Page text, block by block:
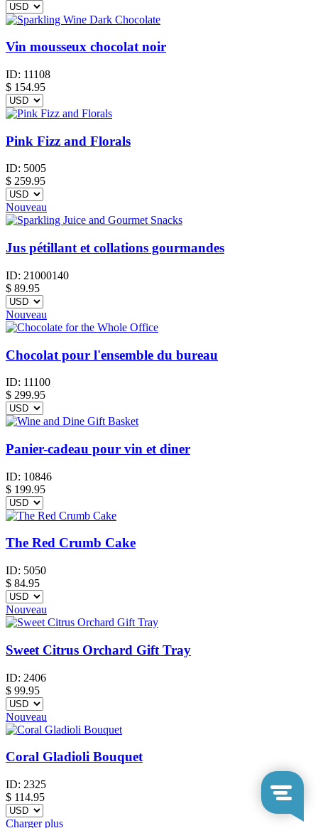
Vin mousseux chocolat noir
ID: 11108
$ 154.95
Pink Fizz and Florals
ID: 5005
$ 259.95
Nouveau
Jus pétillant et collations gourmandes
ID: 21000140
$ 89.95
Nouveau
Chocolat pour l'ensemble du bureau
ID: 11100
$ 299.95
Panier-cadeau pour vin et diner
ID: 10846
$ 199.95
The Red Crumb Cake
ID: 5050
$ 84.95
Nouveau
Sweet Citrus Orchard Gift Tray
ID: 2406
$ 99.95
Nouveau
Coral Gladioli Bouquet
ID: 2325
$ 114.95
Charger plus